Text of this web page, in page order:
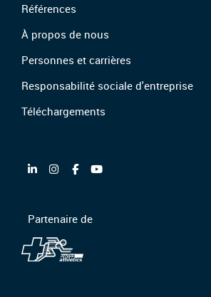
Références
À propos de nous
Personnes et carrières
Responsabilité sociale d'entreprise
Téléchargements
Partenaire de